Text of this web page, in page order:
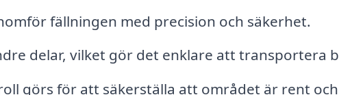
fällningen med precision och säkerhet.
delar, vilket gör det enklare att transportera
görs för att säkerställa att området är rent och